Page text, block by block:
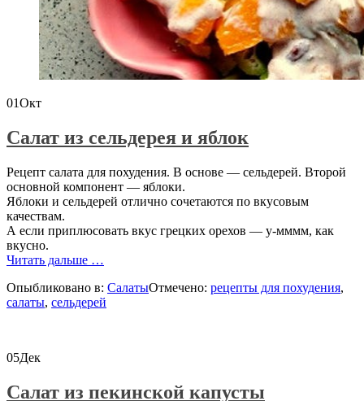
01Окт
Салат из сельдерея и яблок
Рецепт салата для похудения. В основе — сельдерей. Второй
основной компонент — яблоки.
Яблоки и сельдерей отлично сочетаются по вкусовым
качествам.
А если приплюсовать вкус грецких орехов — у-мммм, как
вкусно.
Читать дальше
сельдерея
и
…
Опыбликовано в: СалатыОтмечено: рецепты для похудения,
салаты, сельдерей
05Дек
Салат из пекинской капусты